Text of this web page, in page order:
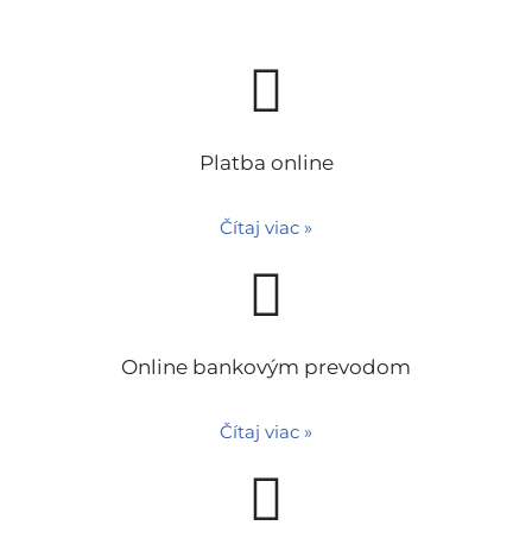
Platba online
Čítaj viac »
Online bankovým prevodom
Čítaj viac »